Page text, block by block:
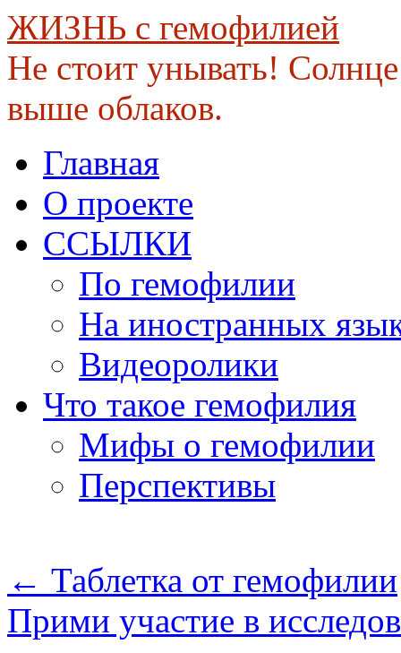
ЖИЗНЬ с гемофилией
Не стоит унывать!
выше облаков.
to
contentГлавная
О проекте
ССЫЛКИ
По гемофилии
На иностранных
Видеоролики
Что такое гемофилия
Мифы о гемофилии
Перспективы
← Таблетка от гемофилии
Прими участие в